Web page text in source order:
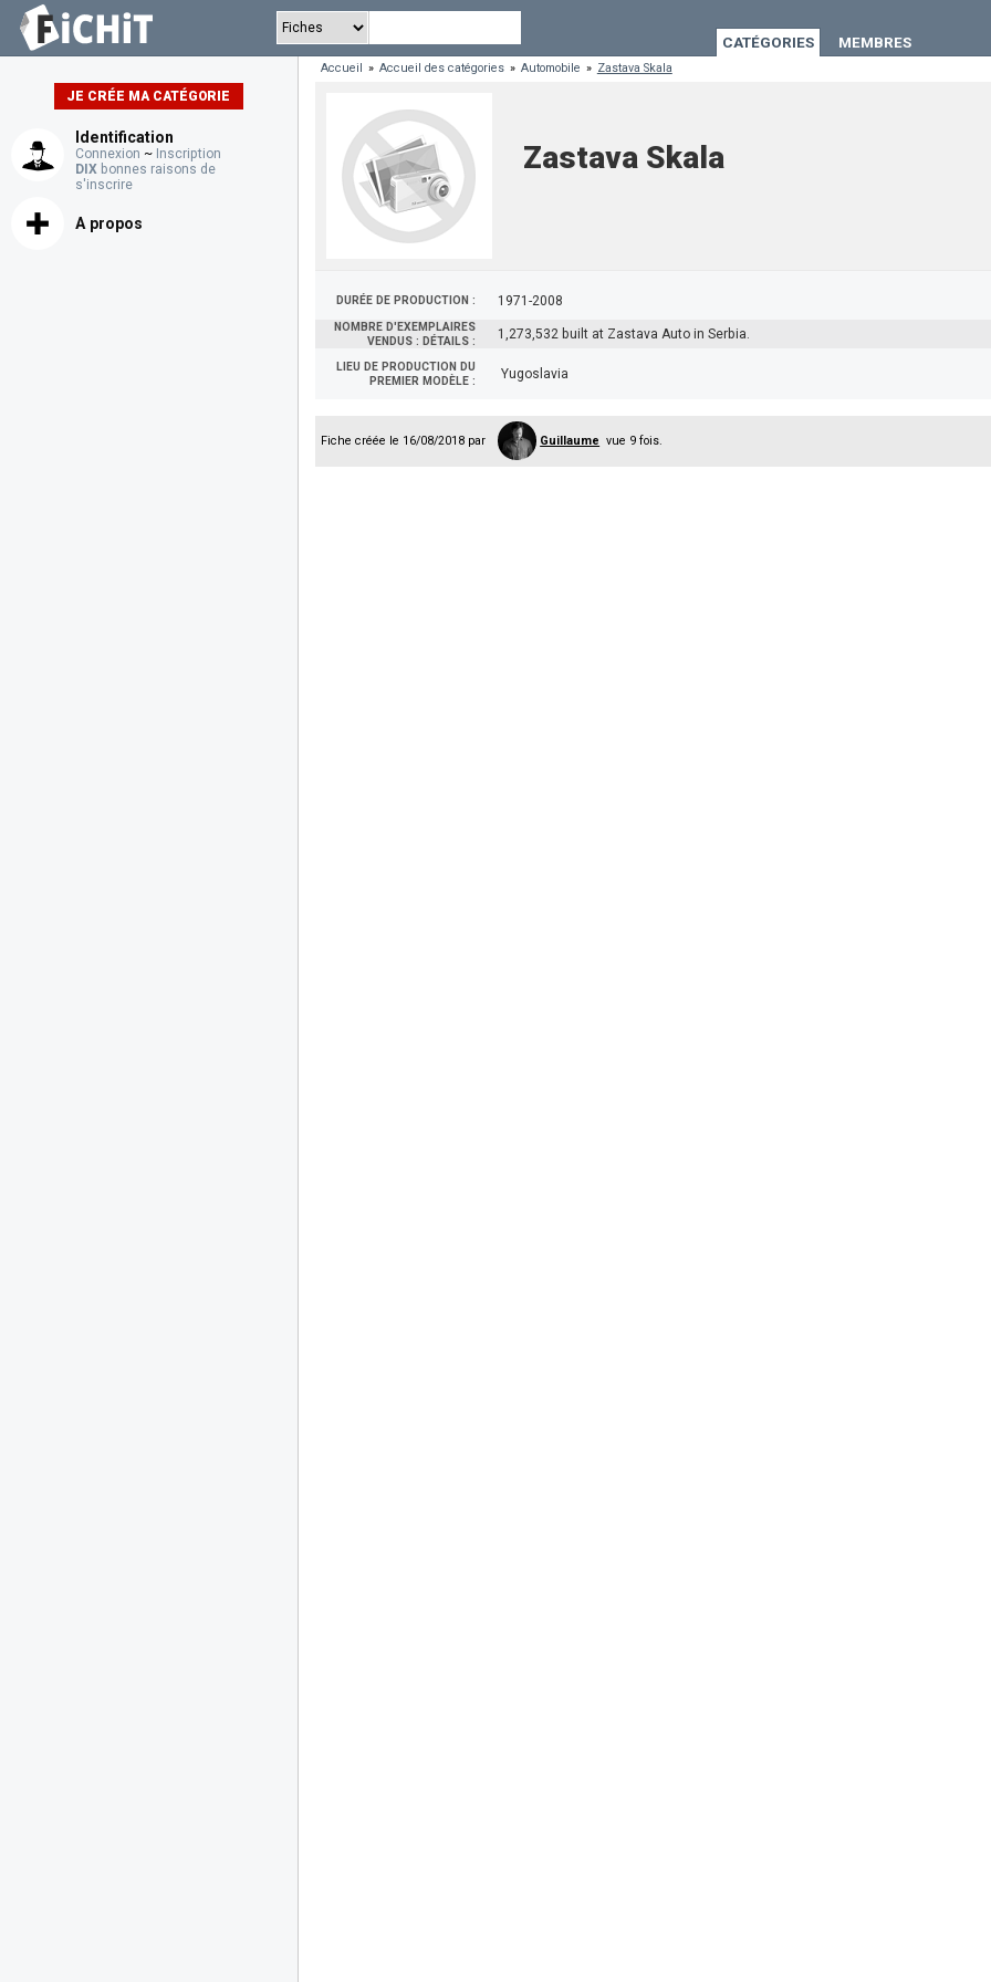
CATÉGORIES MEMBRES
JE CRÉE MA CATÉGORIE
Identification
Connexion ~ Inscription
DIX bonnes raisons de
s'inscrire
A propos
Accueil » Accueil des catégories » Automobile » Zastava Skala
Zastava Skala
DURÉE DE PRODUCTION : 1971-2008
NOMBRE D'EXEMPLAIRES
VENDUS : DÉTAILS :
1,273,532 built at Zastava Auto in Serbia.
LIEU DE PRODUCTION DU
PREMIER MODÈLE :
Yugoslavia
Fiche créée le 16/08/2018 par Guillaume vue 9 fois.